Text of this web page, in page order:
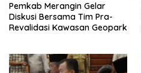
Pemkab Merangin Gelar
Diskusi Bersama Tim Pra-
Revalidasi Kawasan Geopark